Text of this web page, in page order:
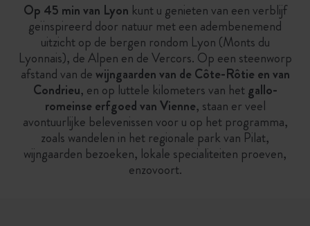
Op 45 min van Lyon kunt u genieten van een verblijf
geïnspireerd door natuur met een adembenemend
uitzicht op de bergen rondom Lyon (Monts du
Lyonnais), de Alpen en de Vercors. Op een steenworp
afstand van dewijngaarden van de Côte-Rôtie en van
Condrieu, en op luttele kilometers van hetgallo-
romeinse erfgoed van Vienne, staan er veel
avontuurlijke belevenissen voor u op het programma,
zoals wandelen in het regionale park van Pilat,
wijngaarden bezoeken, lokale specialiteiten proeven,
enzovoort.